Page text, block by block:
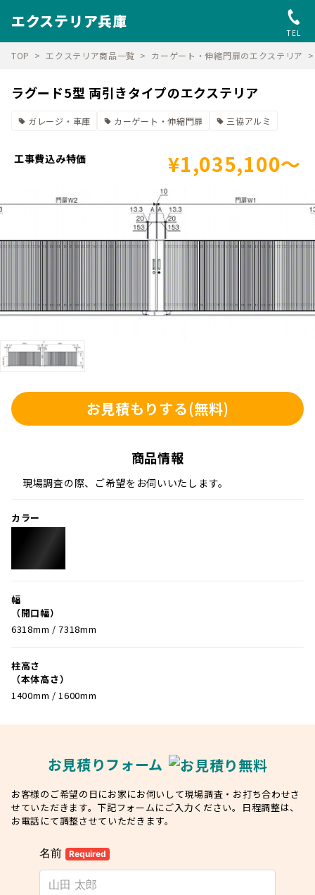
エクステリア兵庫
TEL
TOP エクステリア商品一覧 カーゲート・伸縮門扉のエクステリア
ラグード5型 両引きタイプのエクステリア
ガレージ・車庫 カーゲート・伸縮門扉 三協アルミ
工事費込み特価 ¥1,035,100～
お見積もりする(無料)
商品情報
現場調査の際、ご希望をお伺いいたします。
カラー
幅
（開口幅）
6318mm / 7318mm
柱高さ
（本体高さ）
1400mm / 1600mm
お見積りフォーム
お客様のご希望の日にお家にお伺いして現場調査・お打ち合わせさ
せていただきます。下記フォームにご入力ください。日程調整は、
お電話にて調整させていただきます。